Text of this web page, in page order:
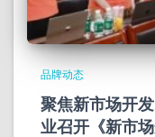
品牌动态
聚焦新市场开
业召开《新市